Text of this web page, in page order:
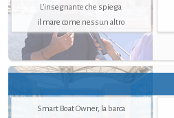
L'insegnante che spiega
il mare come nessun altro
Smart Boat Owner, la barca